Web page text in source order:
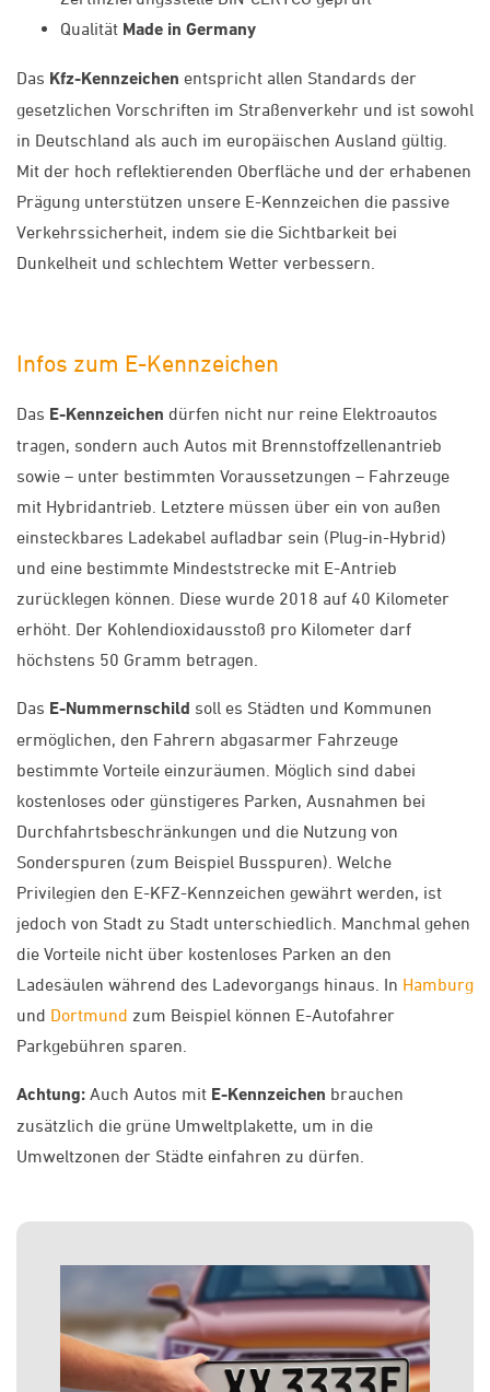
Qualität Made in Germany
Das Kfz-Kennzeichen entspricht allen Standards der
gesetzlichen Vorschriften im Straßenverkehr und ist sowohl
in Deutschland als auch im europäischen Ausland gültig.
Mit der hoch reflektierenden Oberfläche und der erhabenen
Prägung unterstützen unsere E-Kennzeichen die passive
Verkehrssicherheit, indem sie die Sichtbarkeit bei
Dunkelheit und schlechtem Wetter verbessern.
Infos zum E-Kennzeichen
Das E-Kennzeichen dürfen nicht nur reine Elektroautos
tragen, sondern auch Autos mit Brennstoffzellenantrieb
sowie – unter bestimmten Voraussetzungen – Fahrzeuge
mit Hybridantrieb. Letztere müssen über ein von außen
einsteckbares Ladekabel aufladbar sein (Plug-in-Hybrid)
und eine bestimmte Mindeststrecke mit E-Antrieb
zurücklegen können. Diese wurde 2018 auf 40 Kilometer
erhöht. Der Kohlendioxidausstoß pro Kilometer darf
höchstens 50 Gramm betragen.
Das E-Nummernschild soll es Städten und Kommunen
ermöglichen, den Fahrern abgasarmer Fahrzeuge
bestimmte Vorteile einzuräumen. Möglich sind dabei
kostenloses oder günstigeres Parken, Ausnahmen bei
Durchfahrtsbeschränkungen und die Nutzung von
Sonderspuren (zum Beispiel Busspuren). Welche
Privilegien den E-KFZ-Kennzeichen gewährt werden, ist
jedoch von Stadt zu Stadt unterschiedlich. Manchmal gehen
die Vorteile nicht über kostenloses Parken an den
Ladesäulen während des Ladevorgangs hinaus. In Hamburg
und Dortmund zum Beispiel können E-Autofahrer
Parkgebühren sparen.
Achtung: Auch Autos mit E-Kennzeichen brauchen
zusätzlich die grüne Umweltplakette, um in die
Umweltzonen der Städte einfahren zu dürfen.